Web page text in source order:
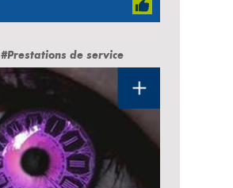
#Prestations de service